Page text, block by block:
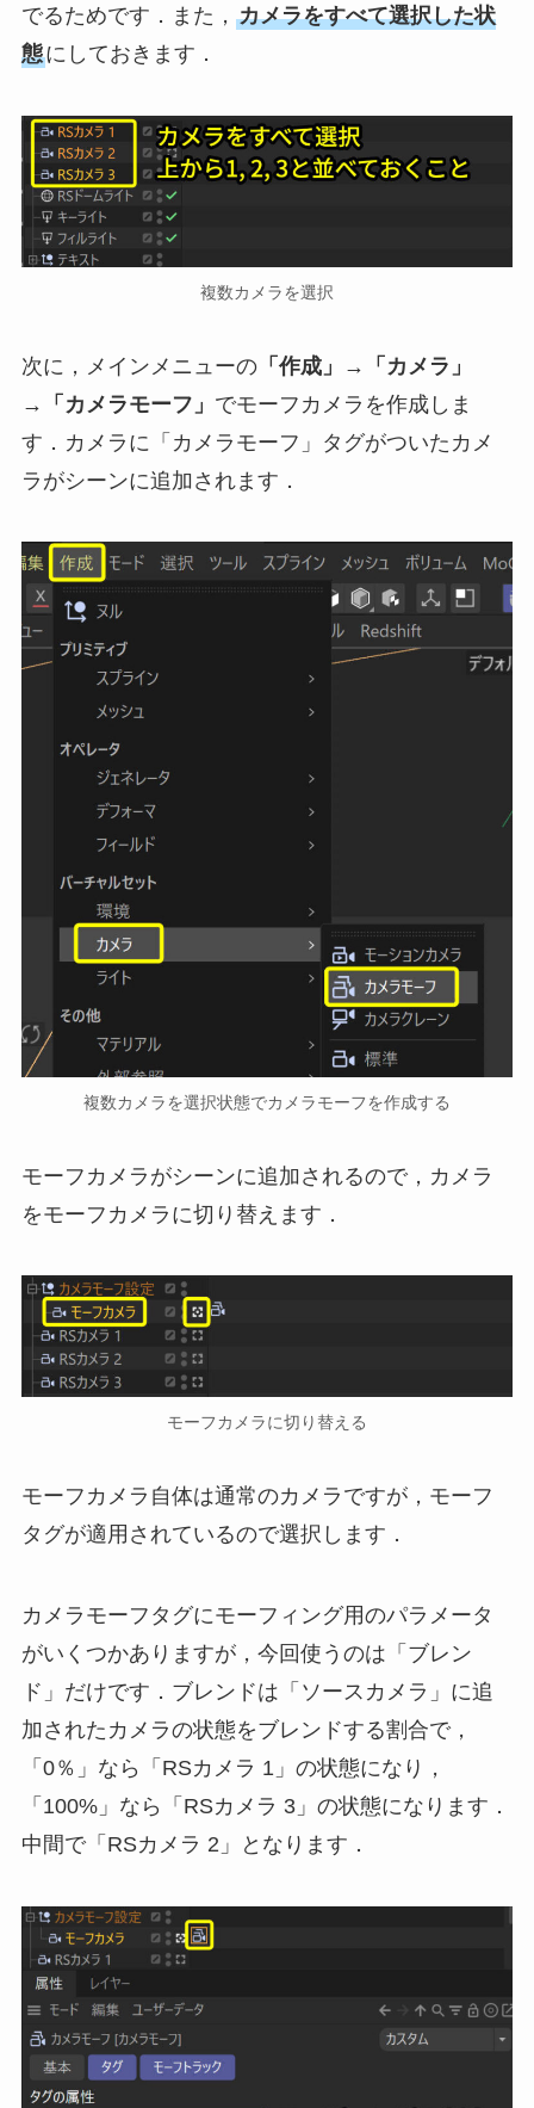
でるためです．また， カメラをすべて選択した状
態にしておきます．
複数カメラを選択
次に，メインメニューの「作成」→「カメラ」
→「カメラモーフ」 でモーフカメラを作成しま
す．カメラに「カメラモーフ」タグがついたカメ
ラがシーンに追加されます．
複数カメラを選択状態でカメラモーフを作成する
モーフカメラがシーンに追加されるので，カメラ
をモーフカメラに切り替えます．
モーフカメラに切り替える
モーフカメラ自体は通常のカメラですが，モーフ
タグが適用されているので選択します．
カメラモーフタグにモーフィング用のパラメータ
がいくつかありますが，今回使うのは「ブレン
ド」だけです．ブレンドは「ソースカメラ」に追
加されたカメラの状態をブレンドする割合で，
「0％」なら「RSカメラ 1」の状態になり，
「100%」なら「RSカメラ 3」の状態になります．
中間で「RSカメラ 2」となります．